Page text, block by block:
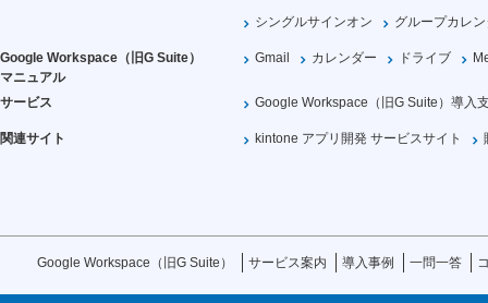
シングルサインオン
グループカレ
Google Workspace（旧G Suite）
マニュアル
Gmail カレンダー ドライブ
サービス Google Workspace（旧G Suite）導入
関連サイト kintone アプリ開発 サービスサイト
Google Workspace（旧G Suite） サービス案内 導入事例 一問一答